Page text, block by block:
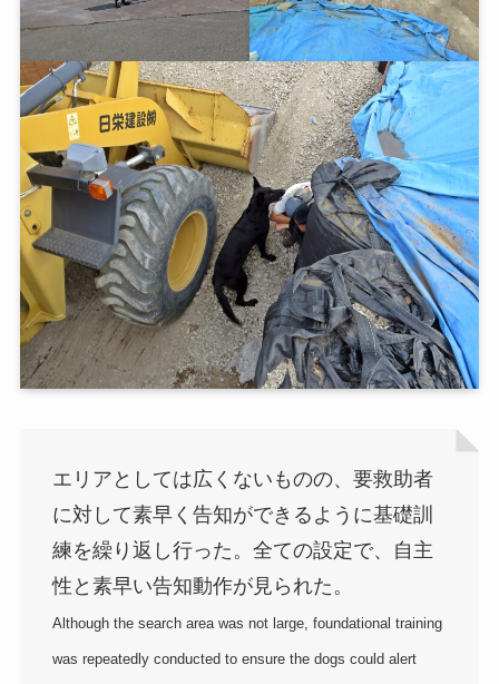
エリアとしては広くないものの、要救助者
に対して素早く告知ができるように基礎訓
練を繰り返し行った。全ての設定で、自主
性と素早い告知動作が見られた。
Although the search area was not large, foundational training
was repeatedly conducted to ensure the dogs could alert